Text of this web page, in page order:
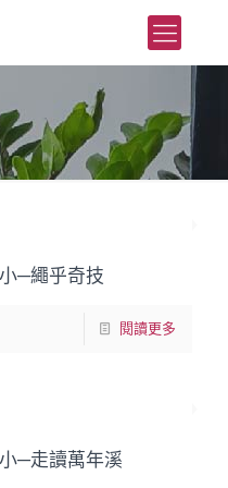
─繩乎奇技
閱讀更多
─走讀萬年溪